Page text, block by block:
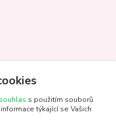
souhlas s použitím souborů
týkající se Vašich